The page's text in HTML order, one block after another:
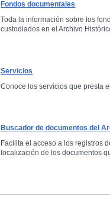
Fondos documentales
Toda la información sobre los
custodiados en el Archivo
Servicios
Conoce los servicios que presta
Buscador de documentos del
Facilita el acceso a los registros
localización de los documentos